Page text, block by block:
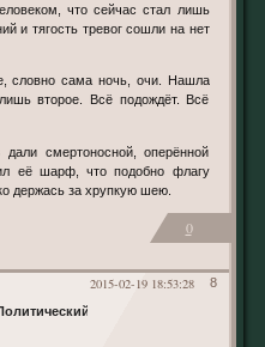
что сейчас стал лишь
и тягость тревог сошли на нет
второе. Всё подождёт. Всё
её шарф, что подобно флагу
держась за хрупкую шею.
0
8
2015-02-19 18:53:28